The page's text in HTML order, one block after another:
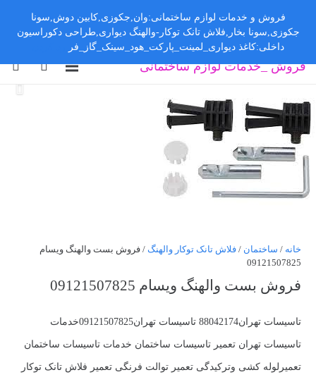
فروش _خدمات لوازم ساختمانی
خانه / ساختمان / فلاش تانک توکار والهنگ / فروش بست والهنگ ویسام
09121507825
فروش بست والهنگ ویسام 09121507825
تاسیسات تهران88042174 تاسیسات تهران09121507825خدمات
تاسیسات تهران تعمیر تاسیسات ساختمان خدمات تاسیسات ساختمان
تعمیرلوله کشی وترکیدگی تعمیر توالت فرنگی تعمیر فلاش تانک توکار
فروش و خدمات لوازم ساختمانی:وان,جکوزی,کابین دوش,سونا
جکوزی,سونا بخار,فلاش تانک توکار-والهنگ دیواری,طراحی دکوراسیون
داخلی:کاغذ دیواری_لمینت_پارکت_هود_سینک_گاز_فر